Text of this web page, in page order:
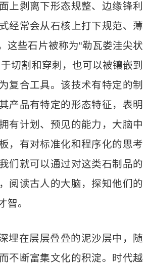
上剥离下形态规整、边缘锋利
经常会从石核上打下规范、薄
这些石片被称为“勒瓦娄洼尖状
切割和穿刺，也可以被镶嵌到
复合工具。该技术有特定的制
产品有特定的形态特征，表明
有计划、预见的能力，大脑中
，有对标准化和程序化的思考
们就可以通过对这类石制品的
阅读古人的大脑，探知他们的
智。
埋在层层叠叠的泥沙层中，随
不断富集文化的积淀。时代越